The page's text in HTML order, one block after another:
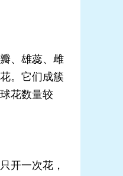
、雄蕊、雌
。它们成簇
花数量较
开一次花，